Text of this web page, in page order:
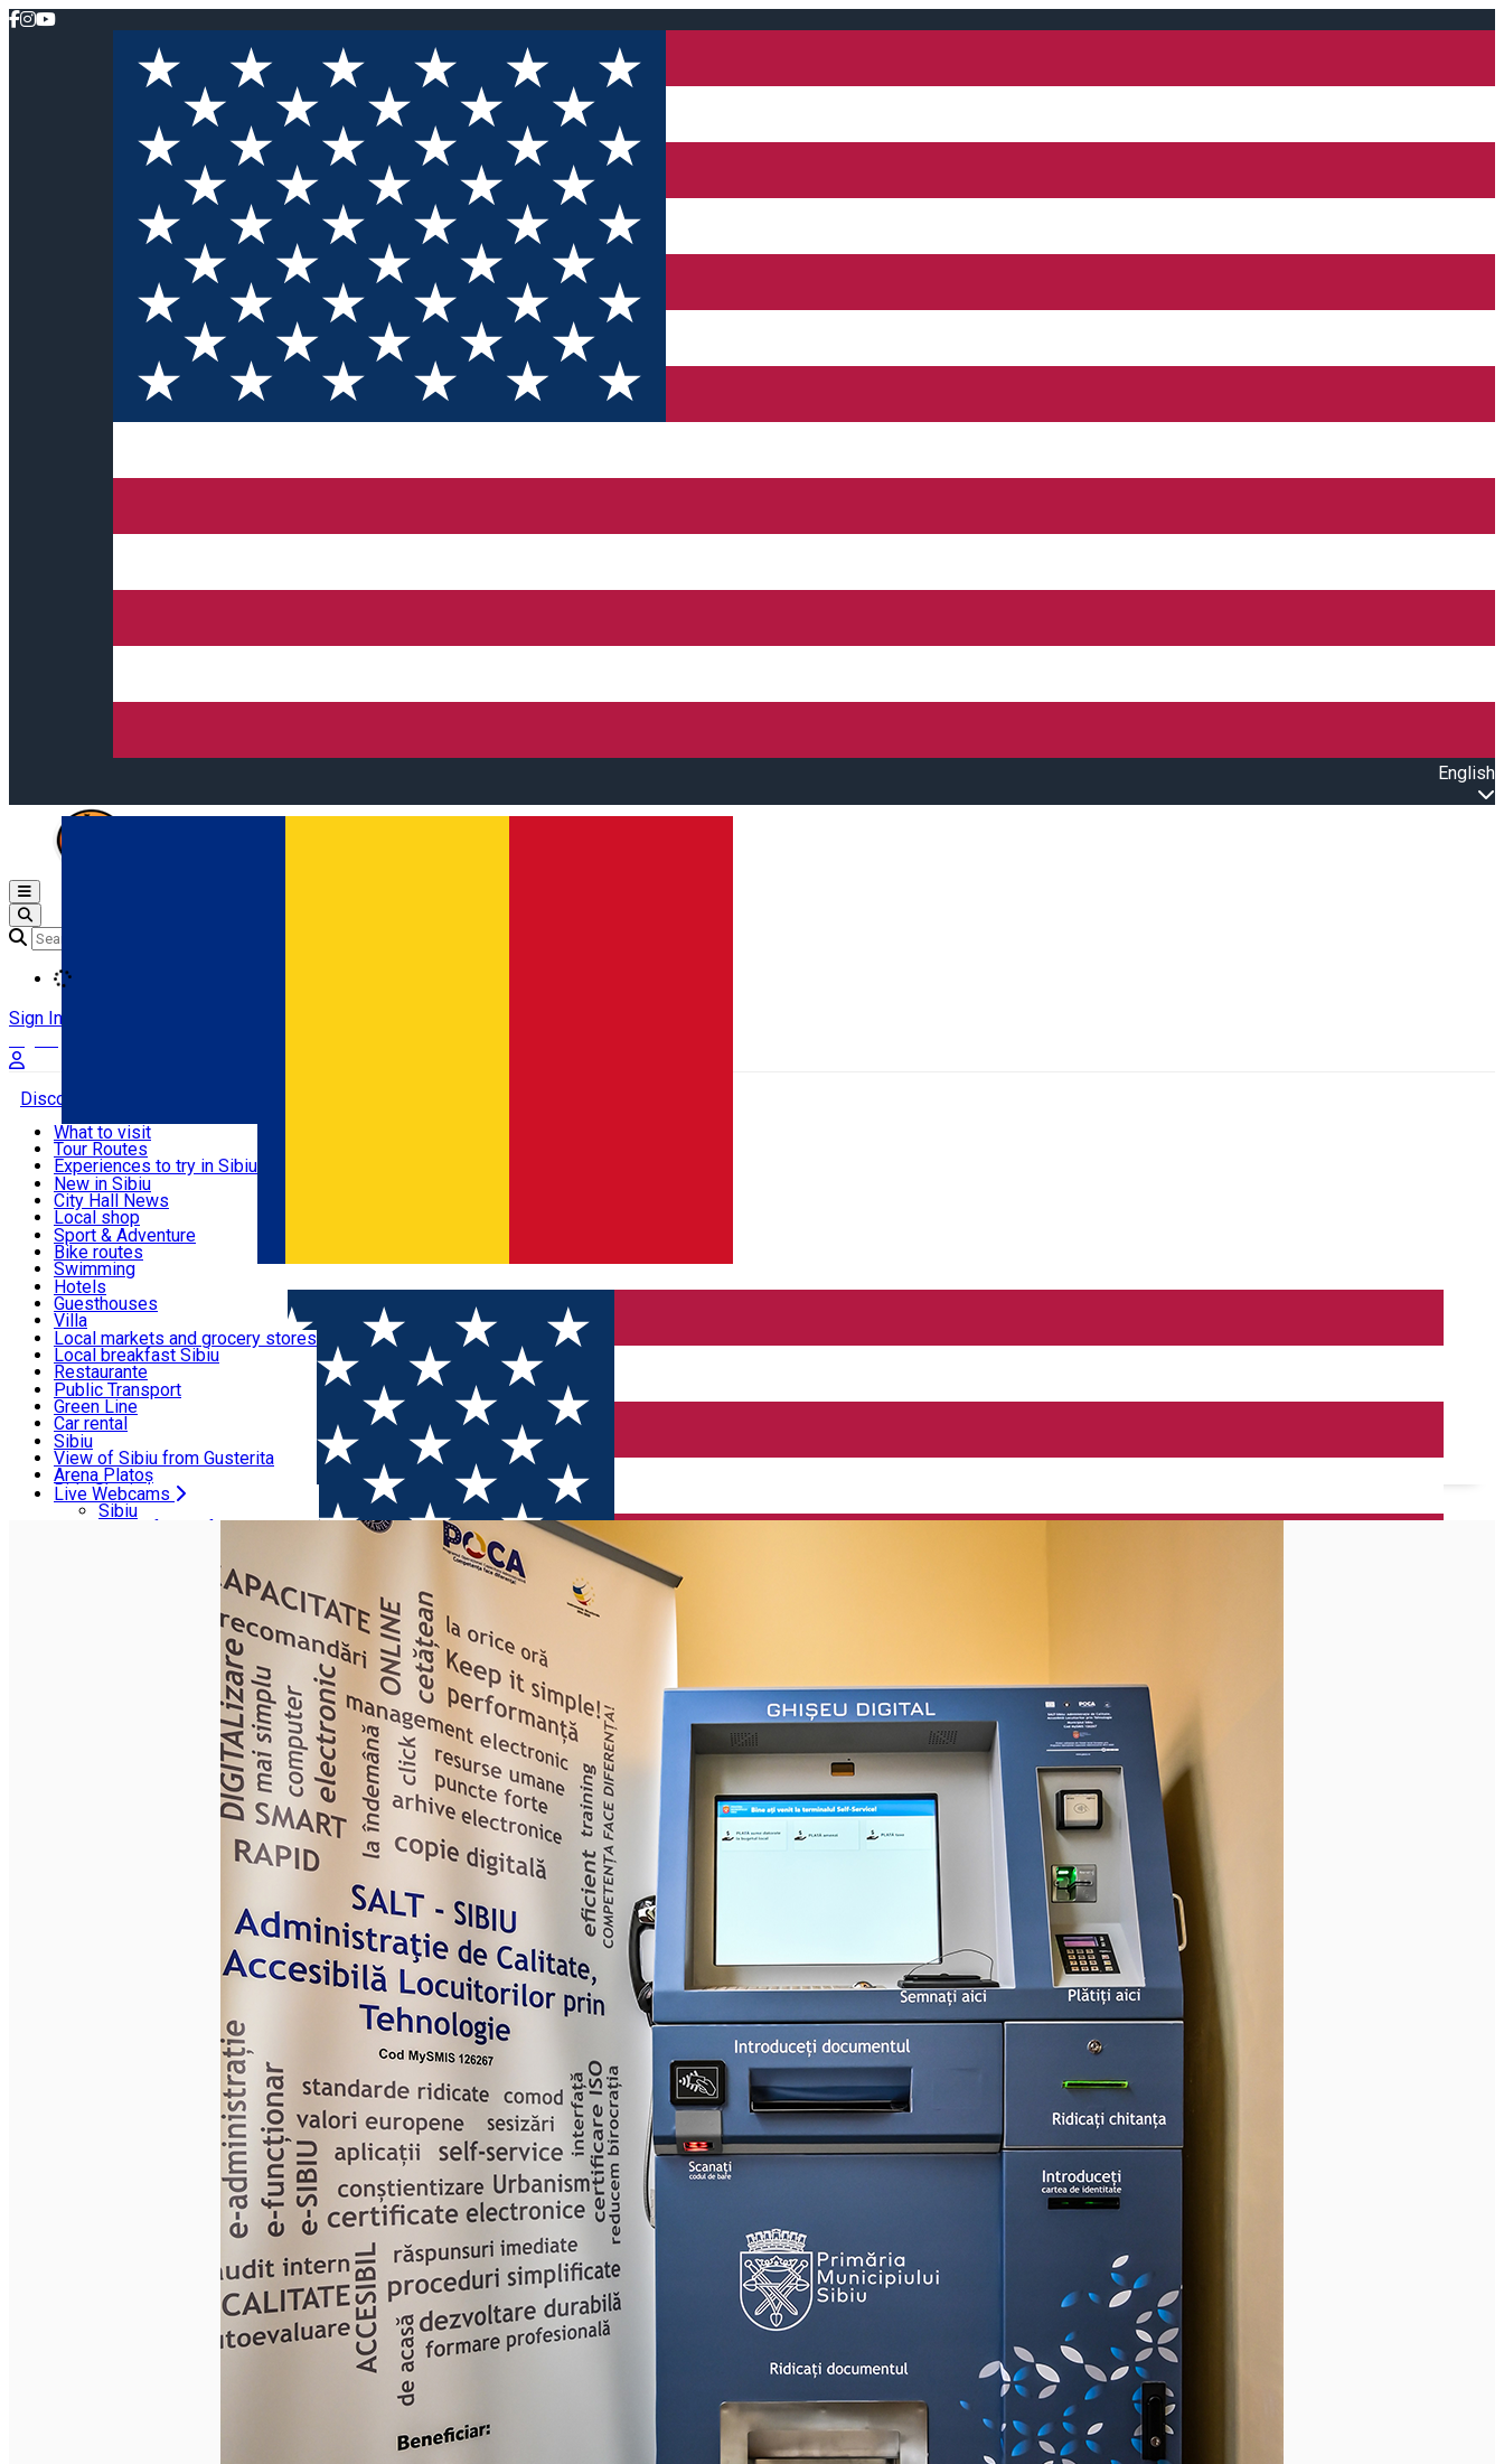
English
Română
Open main menu
Sign In
Discover
Useful info
Activities & Adventure
Accommodation
Food, Drinks & Nightlife
Transport & Parking
Live Webcams
What to visit
Tour Routes
Experiences to try in Sibiu
Podcast
Culture
Museums
Churches
Parks, Zoo
County of Sibiu
New in Sibiu
City Hall News
Local shop
Sibiu artisans
Sibiul Verde
Public services
Education
How do I get to Sibiu
Tourist Info
Tour Guides
Guided tours
Publicații locale
Beauty salons
Sport & Adventure
Bike routes
Swimming
Riding
Indoor activities
Loc de joacă indoor
Loc de joacă outdoor
Ski
Ice skating
Yoga
Hotels
Guesthouses
Villa
Hostels
Motel
Camping
Renting rooms
Rooms for rent
Accommodation outside Sibiu
Local markets and grocery stores
Local breakfast Sibiu
Restaurante
Pizza
Fast Food
Coffee
Sweets
Pub, Bar
Night clubs
Bakeries
Public Transport
Green Line
Car rental
Rent a bike
Scooter rentals
Taxi
Ride Sharing
Parking tickets
Parking places
Sibiu
View of Sibiu from Gusterita
Arena Platoș
Live Webcams
Sibiu
View of Sibiu from Gusterita
Home City Hall News Ghișeul digital al Primăriei Sibiu, în testare